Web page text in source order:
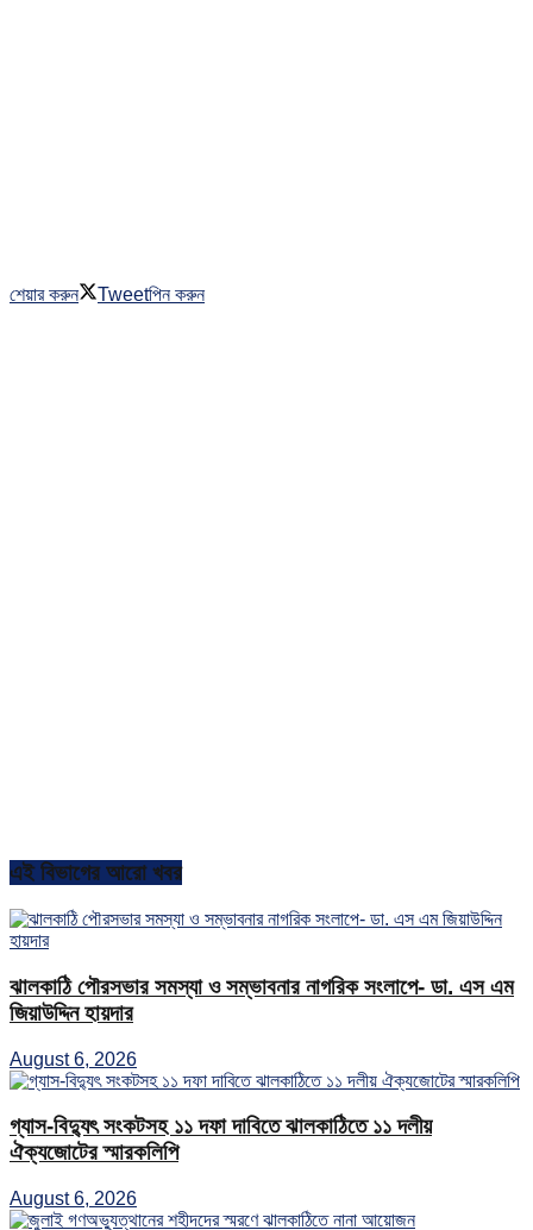
শেয়ার করুন Tweetপিন করুন
এই বিভাগের আরো খবর
ঝালকাঠি পৌরসভার সমস্যা ও সম্ভাবনার নাগরিক সংলাপে- ডা. এস এম
জিয়াউদ্দিন হায়দার
August 6, 2026
গ্যাস-বিদ্যুৎ সংকটসহ ১১ দফা দাবিতে ঝালকাঠিতে ১১ দলীয়
ঐক্যজোটের স্মারকলিপি
August 6, 2026